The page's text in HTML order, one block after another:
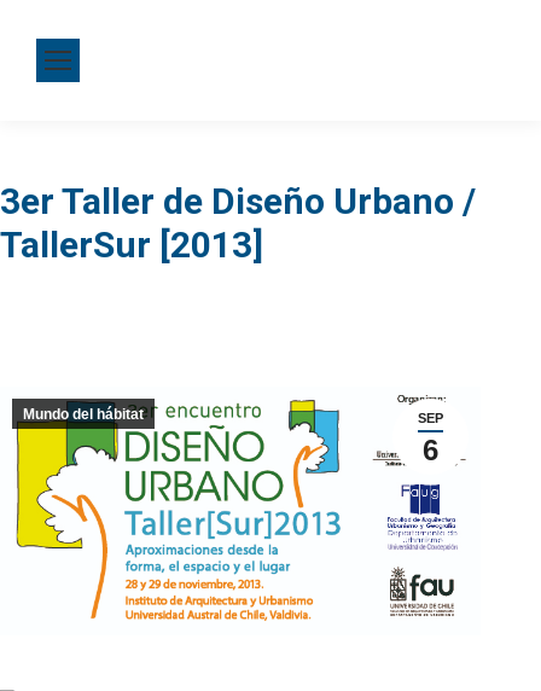
3er Taller de Diseño Urbano /
TallerSur [2013]
SEP
6
Mundo del hábitat